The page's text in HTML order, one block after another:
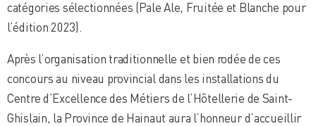
catégories sélectionnées (Pale Ale, Fruitée et Blanche pour
l’édition 2023).
Après l’organisation traditionnelle et bien rodée de ces
concours au niveau provincial dans les installations du
Centre d’Excellence des Métiers de l’Hôtellerie de Saint-
Ghislain, la Province de Hainaut aura l’honneur d’accueillir